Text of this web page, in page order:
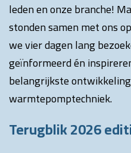
leden en onze branche!
stonden samen met ons
we vier dagen lang
geïnformeerd én
belangrijkste
warmtepomptechniek.
Terugblik 2026